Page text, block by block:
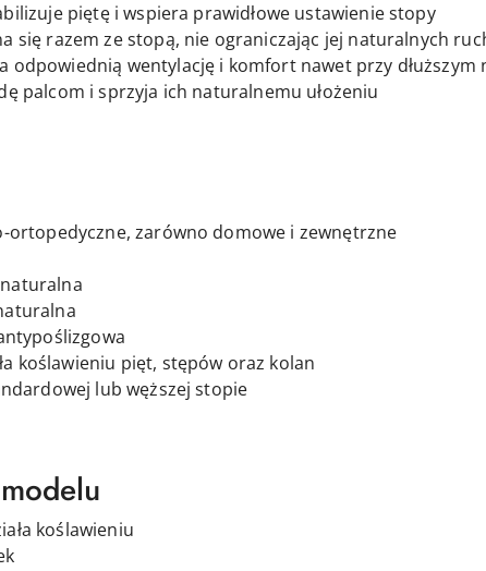
piętę i wspiera prawidłowe ustawienie stopy
się razem ze stopą, nie ograniczając jej naturalnych
odpowiednią wentylację i komfort nawet przy dłuższym
palcom i sprzyja ich naturalnemu ułożeniu
ortopedyczne, zarówno domowe i zewnętrzne
koślawieniu pięt, stępów oraz kolan
lub węższej stopie
koślawieniu